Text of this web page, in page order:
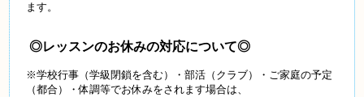
ます。
◎レッスンのお休みの対応について◎
※学校行事（学級閉鎖を含む）・部活（クラブ）・ご家庭の予定
（都合）・体調等でお休みをされます場合は、